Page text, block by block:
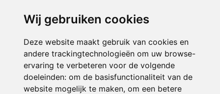
Wij gebruiken cookies
Deze website maakt gebruik van cookies en
andere trackingtechnologieën om uw browse-
ervaring te verbeteren voor de volgende
doeleinden: om de basisfunctionaliteit van de
website mogelijk te maken, om een betere
ONDERDEEL VAN